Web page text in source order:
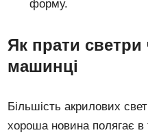
форму.
Як прати светри
машинці
Більшість акрилових
хороша новина полягає